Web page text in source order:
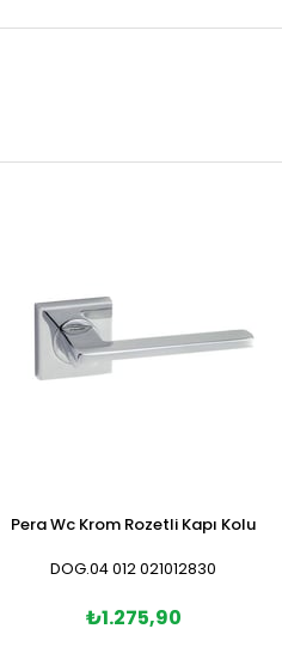
Pera Wc Krom Rozetli Kapı Kolu
DOG.04 012 021012830
₺1.275,90